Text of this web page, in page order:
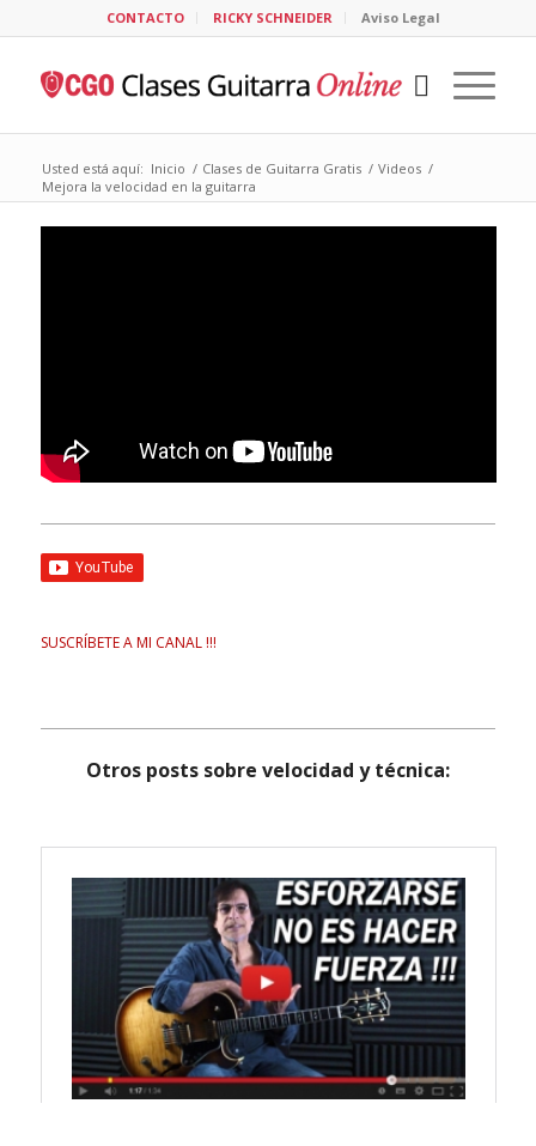
CONTACTO RICKY SCHNEIDER Aviso Legal
Usted está aquí: Inicio / Clases de Guitarra Gratis / Videos /
Mejora la velocidad en la guitarra
SUSCRÍBETE A MI CANAL !!!
Otros posts sobre velocidad y técnica: